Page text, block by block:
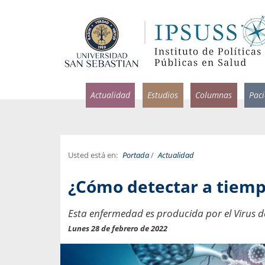
Actualidad Estudios Columnas
Usted está en: Portada/ Actualidad
¿Cómo detectar a
Esta enfermedad es producida por el Virus
Lunes 28 de febrero de 2022
Facultad de Medicina USS.
médicas y
Infectólogo y profesor
Medicina, Universidad
Usamos la palabra
una enfermedad